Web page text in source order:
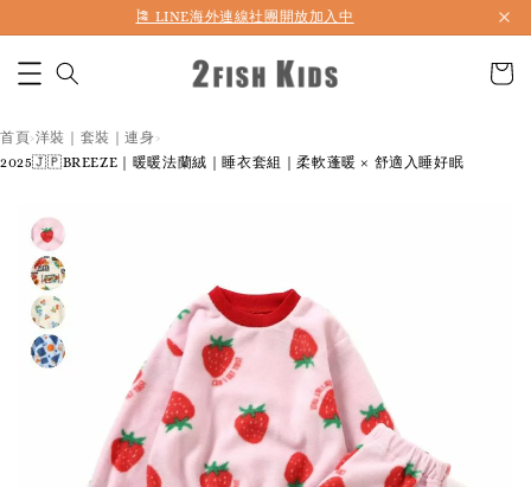
首購折50 ｜ 滿1,500 免運 ｜ 滿2,900 折140 ｜ 3%購物金
首頁›洋裝｜套裝｜連身›
2025🇯🇵BREEZE｜暖暖法蘭絨｜睡衣套組｜柔軟蓬暖 × 舒適入睡好眠